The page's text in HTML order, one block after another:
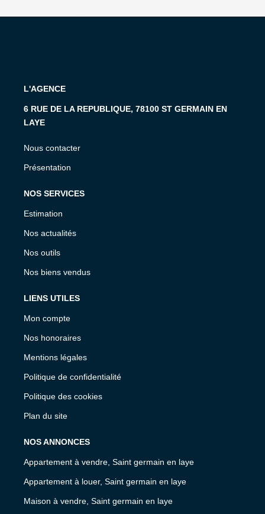
L'AGENCE
6 RUE DE LA REPUBLIQUE, 78100 ST GERMAIN EN
LAYE
Nous contacter
Présentation
NOS SERVICES
Estimation
Nos actualités
Nos outils
Nos biens vendus
LIENS UTILES
Mon compte
Nos honoraires
Mentions légales
Politique de confidentialité
Politique des cookies
Plan du site
NOS ANNONCES
Appartement à vendre, Saint germain en laye
Appartement à louer, Saint germain en laye
Maison à vendre, Saint germain en laye